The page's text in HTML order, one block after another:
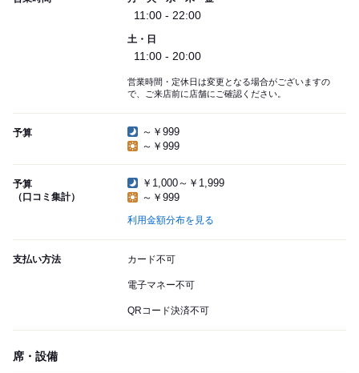
11:00 - 22:00
土・日
11:00 - 20:00
営業時間・定休日は変更となる場合がございますの
で、ご来店前に店舗にご確認ください。
予算
～￥999
～￥999
予算
（口コミ集計）
￥1,000～￥1,999
～￥999
利用金額分布を見る
支払い方法 カード不可
電子マネー不可
QRコード決済不可
席・設備